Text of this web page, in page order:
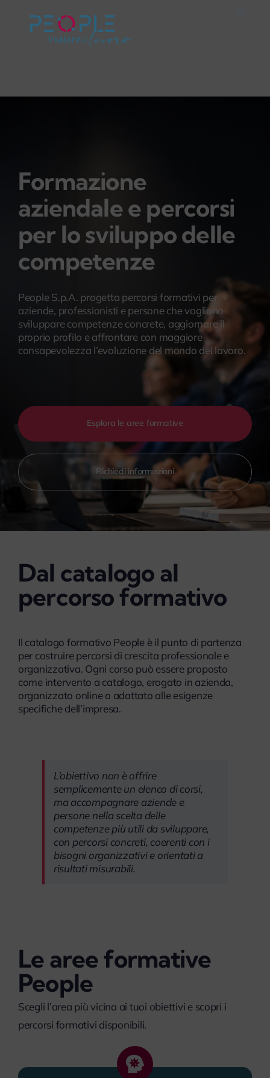
On Air
Impegno Sociale
Formazione
aziendale e percorsi
per lo sviluppo delle
competenze
People S.p.A. progetta percorsi formativi per
aziende, professionisti e persone che vogliono
sviluppare competenze concrete, aggiornare il
proprio profilo e affrontare con maggiore
consapevolezza l’evoluzione del mondo del lavoro.
Esplora le aree formative
Richiedi informazioni
Dal catalogo al
percorso formativo
Il catalogo formativo People è il punto di partenza
per costruire percorsi di crescita professionale e
organizzativa. Ogni corso può essere proposto
come intervento a catalogo, erogato in azienda,
organizzato online o adattato alle esigenze
specifiche dell’impresa.
L’obiettivo non è offrire
semplicemente un elenco di corsi,
ma accompagnare aziende e
persone nella scelta delle
competenze più utili da sviluppare,
con percorsi concreti, coerenti con i
bisogni organizzativi e orientati a
risultati misurabili.
Le aree formative
People
Scegli l’area più vicina ai tuoi obiettivi e scopri i
percorsi formativi disponibili.